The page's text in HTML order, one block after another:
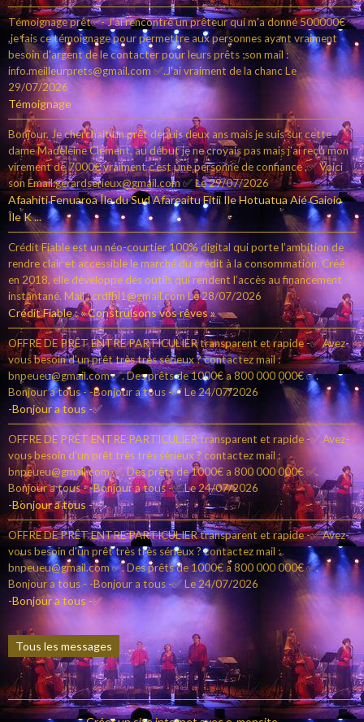
Témoignage prêt✅- J'ai rencontré un prêteur qui m'a donné 500000€
,je fais ce témoignage pour permettre aux personnes ayant vraiment
besoin d'argent de le contacter pour leurs prêts ;son mail :
info.meilleurprets@gmail.com ✅.J'ai vraiment de la chanc Le
29/07/2026
Témoignage
Bonjour. Je cherchait un prêt depuis deux ans mais je suis sur cette
dame Madeleine Clement, au début je ne croyais pas mais j'ai reçu mon
virement de 7000€ vraiment c’est une personne de confiance ,✅ Voici
son Email:gerardserieux@gmail.com ✅Le 29/07/2026
Afaahiti Fenuaroa Île du Sud Afareaitu Fitii Ile Hotuatua Aié Gaioio
Île K ...
Crédit Fiable est un néo-courtier 100% digital qui porte l’ambition de
rendre clair et accessible le marché du crédit à la consommation. Créé
en 2018, elle développe des outils qui rendent l’accès au financement
instantané. Mail : crdfbl1@gmail.comLe 28/07/2026
Crédit Fiable : « Construisons vos rêves »
OFFRE DE PRÊT ENTRE PARTICULIER transparent et rapide -✅ Avez-
vous besoin d'un prêt très très sérieux ? contactez mail :
bnpeueu@gmail.com ✅. Des prêts de 1000€ a 800 000 000€ ✅.
Bonjour a tous - -Bonjour a tous -✅Le 24/07/2026
-Bonjour a tous -✅
OFFRE DE PRÊT ENTRE PARTICULIER transparent et rapide -✅ Avez-
vous besoin d'un prêt très très sérieux ? contactez mail :
bnpeueu@gmail.com ✅. Des prêts de 1000€ a 800 000 000€ ✅.
Bonjour a tous - -Bonjour a tous -✅Le 24/07/2026
-Bonjour a tous -✅
OFFRE DE PRÊT ENTRE PARTICULIER transparent et rapide -✅ Avez-
vous besoin d'un prêt très très sérieux ? contactez mail :
bnpeueu@gmail.com ✅. Des prêts de 1000€ a 800 000 000€ ✅.
Bonjour a tous - -Bonjour a tous -✅Le 24/07/2026
-Bonjour a tous -✅
Tous les messages